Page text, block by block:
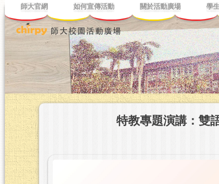
師大官網 如何宣傳活動 關於活動廣場 學
特教專題演講：雙